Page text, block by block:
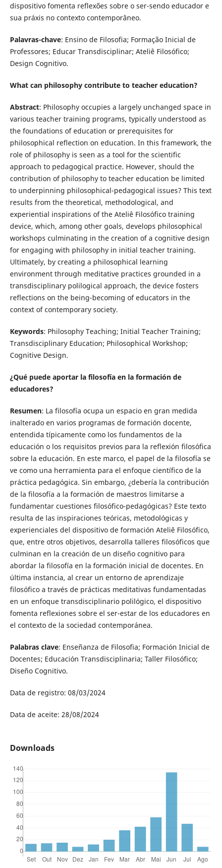
dispositivo fomenta reflexões sobre o ser-sendo educador e
sua práxis no contexto contemporâneo.
Palavras-chave: Ensino de Filosofia; Formação Inicial de
Professores; Educar Transdisciplinar; Ateliê Filosófico;
Design Cognitivo.
What can philosophy contribute to teacher education?
Abstract: Philosophy occupies a largely unchanged space in
various teacher training programs, typically understood as
the foundations of education or prerequisites for
philosophical reflection on education. In this framework, the
role of philosophy is seen as a tool for the scientific
approach to pedagogical practice. However, should the
contribution of philosophy to teacher education be limited
to underpinning philosophical-pedagogical issues? This text
results from the theoretical, methodological, and
experiential inspirations of the Ateliê Filosófico training
device, which, among other goals, develops philosophical
workshops culminating in the creation of a cognitive design
for engaging with philosophy in initial teacher training.
Ultimately, by creating a philosophical learning
environment through meditative practices grounded in a
transdisciplinary polilogical approach, the device fosters
reflections on the being-becoming of educators in the
context of contemporary society.
Keywords: Philosophy Teaching; Initial Teacher Training;
Transdisciplinary Education; Philosophical Workshop;
Cognitive Design.
¿Qué puede aportar la filosofía en la formación de
educadores?
Resumen: La filosofía ocupa un espacio en gran medida
inalterado en varios programas de formación docente,
entendida típicamente como los fundamentos de la
educación o los requisitos previos para la reflexión filosófica
sobre la educación. En este marco, el papel de la filosofía se
ve como una herramienta para el enfoque científico de la
práctica pedagógica. Sin embargo, ¿debería la contribución
de la filosofía a la formación de maestros limitarse a
fundamentar cuestiones filosófico-pedagógicas? Este texto
resulta de las inspiraciones teóricas, metodológicas y
experienciales del dispositivo de formación Ateliê Filosófico,
que, entre otros objetivos, desarrolla talleres filosóficos que
culminan en la creación de un diseño cognitivo para
abordar la filosofía en la formación inicial de docentes. En
última instancia, al crear un entorno de aprendizaje
filosófico a través de prácticas meditativas fundamentadas
en un enfoque transdisciplinario polilógico, el dispositivo
fomenta reflexiones sobre el ser-estar de los educadores en
el contexto de la sociedad contemporánea.
Palabras clave: Enseñanza de Filosofia; Formación Inicial de
Docentes; Educación Transdisciplinaria; Taller Filosófico;
Diseño Cognitivo.
Data de registro: 08/03/2024
Data de aceite: 28/08/2024
Downloads